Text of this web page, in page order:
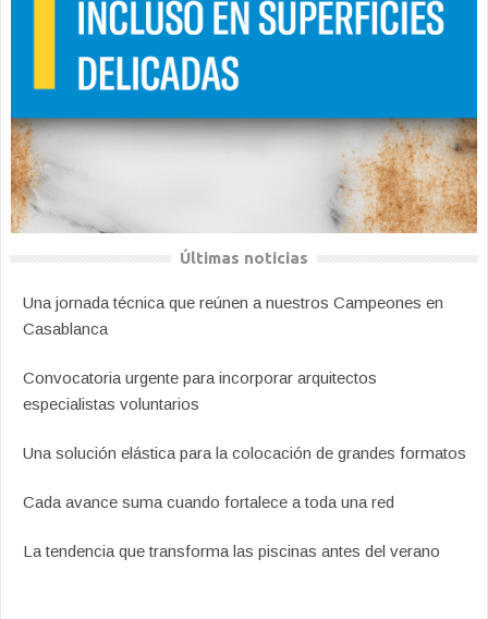
Últimas noticias
Una jornada técnica que reúnen a nuestros Campeones en
Casablanca
Convocatoria urgente para incorporar arquitectos
especialistas voluntarios
Una solución elástica para la colocación de grandes formatos
Cada avance suma cuando fortalece a toda una red
La tendencia que transforma las piscinas antes del verano